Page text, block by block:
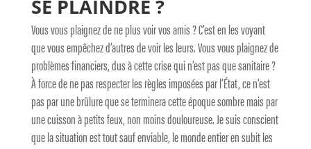
SE PLAINDRE ?
Vous vous plaignez de ne plus voir vos amis ? C’est en les voyant
que vous empêchez d’autres de voir les leurs. Vous vous plaignez de
problèmes financiers, dus à cette crise qui n’est pas que sanitaire ?
À force de ne pas respecter les règles imposées par l’État, ce n’est
pas par une brûlure que se terminera cette époque sombre mais par
une cuisson à petits feux, non moins douloureuse. Je suis conscient
que la situation est tout sauf enviable, le monde entier en subit les